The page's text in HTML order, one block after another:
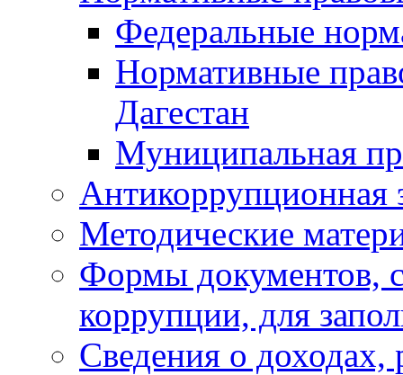
Федеральные
Нормативные
Дагестан
Муниципальная
Антикоррупционная
Методические
Формы документов,
коррупции, для
Сведения о доходах,